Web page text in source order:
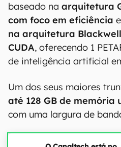
baseado na arquitetura
com foco em eficiência
na arquitetura Blackwell
CUDA, oferecendo 1
de inteligência artificial
Um dos seus maiores
até 128 GB de memória
com uma largura de